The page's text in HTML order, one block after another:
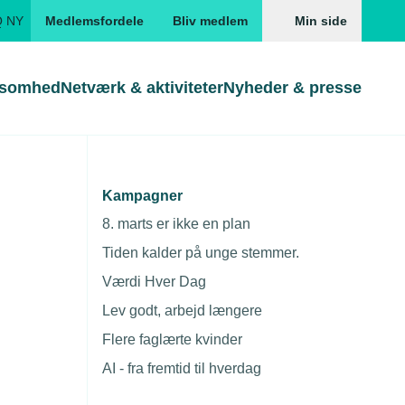
NY Medlemsfordele Bliv medlem Min side
Gå direkte til
Skabeloner og kontrakter
Beregn opsigelsesvarsel
Gå direkte til
Skabeloner
TEKNIQ app
Netværk & aktiviteterNyheder & presse
Kampagner
8. marts er ikke en plan
Tiden kalder på unge stemmer.
Værdi Hver Dag
Lev godt, arbejd længere
Flere faglærte kvinder
AI - fra fremtid til hverdag
væk